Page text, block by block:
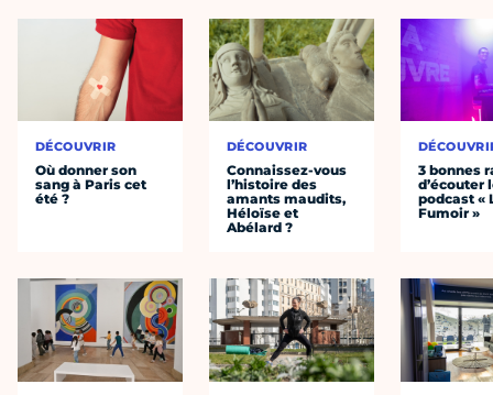
DÉCOUVRIR
Où donner son
sang à Paris cet
été ?
DÉCOUVRIR
Connaissez-vous
l’histoire des
amants maudits,
Héloïse et
Abélard ?
3 bonnes
d’écouter
podcast «
Fumoir »